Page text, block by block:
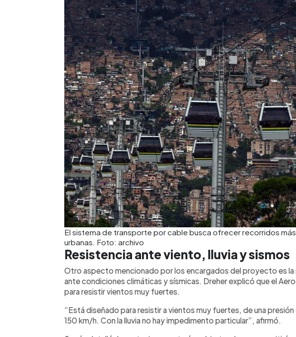
El sistema de transporte por cable busca ofrecer recorridos
urbanas. Foto: archivo
Resistencia ante viento, lluvia y sismos
Otro aspecto mencionado por los encargados del proyecto es la
ante condiciones climáticas y sísmicas. Dreher explicó que el
para resistir vientos muy fuertes.
“Está diseñado para resistir a vientos muy fuertes, de una
150 km/h. Con la lluvia no hay impedimento particular”, afirmó.